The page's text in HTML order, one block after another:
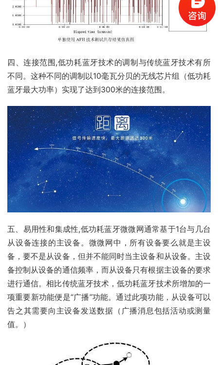
四、连接范围,低功耗蓝牙技术的调制与传统蓝牙技术有所
不同。这种不同的调制以10毫瓦分贝的无线芯片组（低功耗
蓝牙最大功率）实现了达到300米的连接范围。
五、易用性和集成性,低功耗蓝牙微微网通常基于1台与几台
从设备连接的主设备。微微网中，所有设备要么就是主设
备，要不是从设备，但并不能同时当主设备和从设备。主设
备控制从设备的通信频率，而从设备只有根据主设备的要求
进行通信。相比传统蓝牙技术，低功耗蓝牙技术所增加的一
项重要新功能便是“广播”功能。通过此项功能，从设备可以
告之其需要向主设备发送数据（广播消息包括活动或测量
值。）